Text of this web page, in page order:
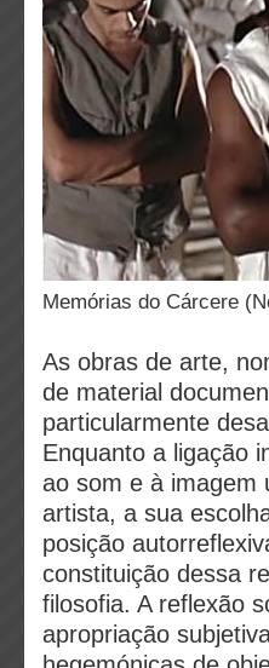
Memórias do Cárcere
As obras de arte,
de material
particularmente
Enquanto a ligação
ao som e à imagem
artista, a sua
posição
constituição dessa
filosofia. A reflexão
apropriação